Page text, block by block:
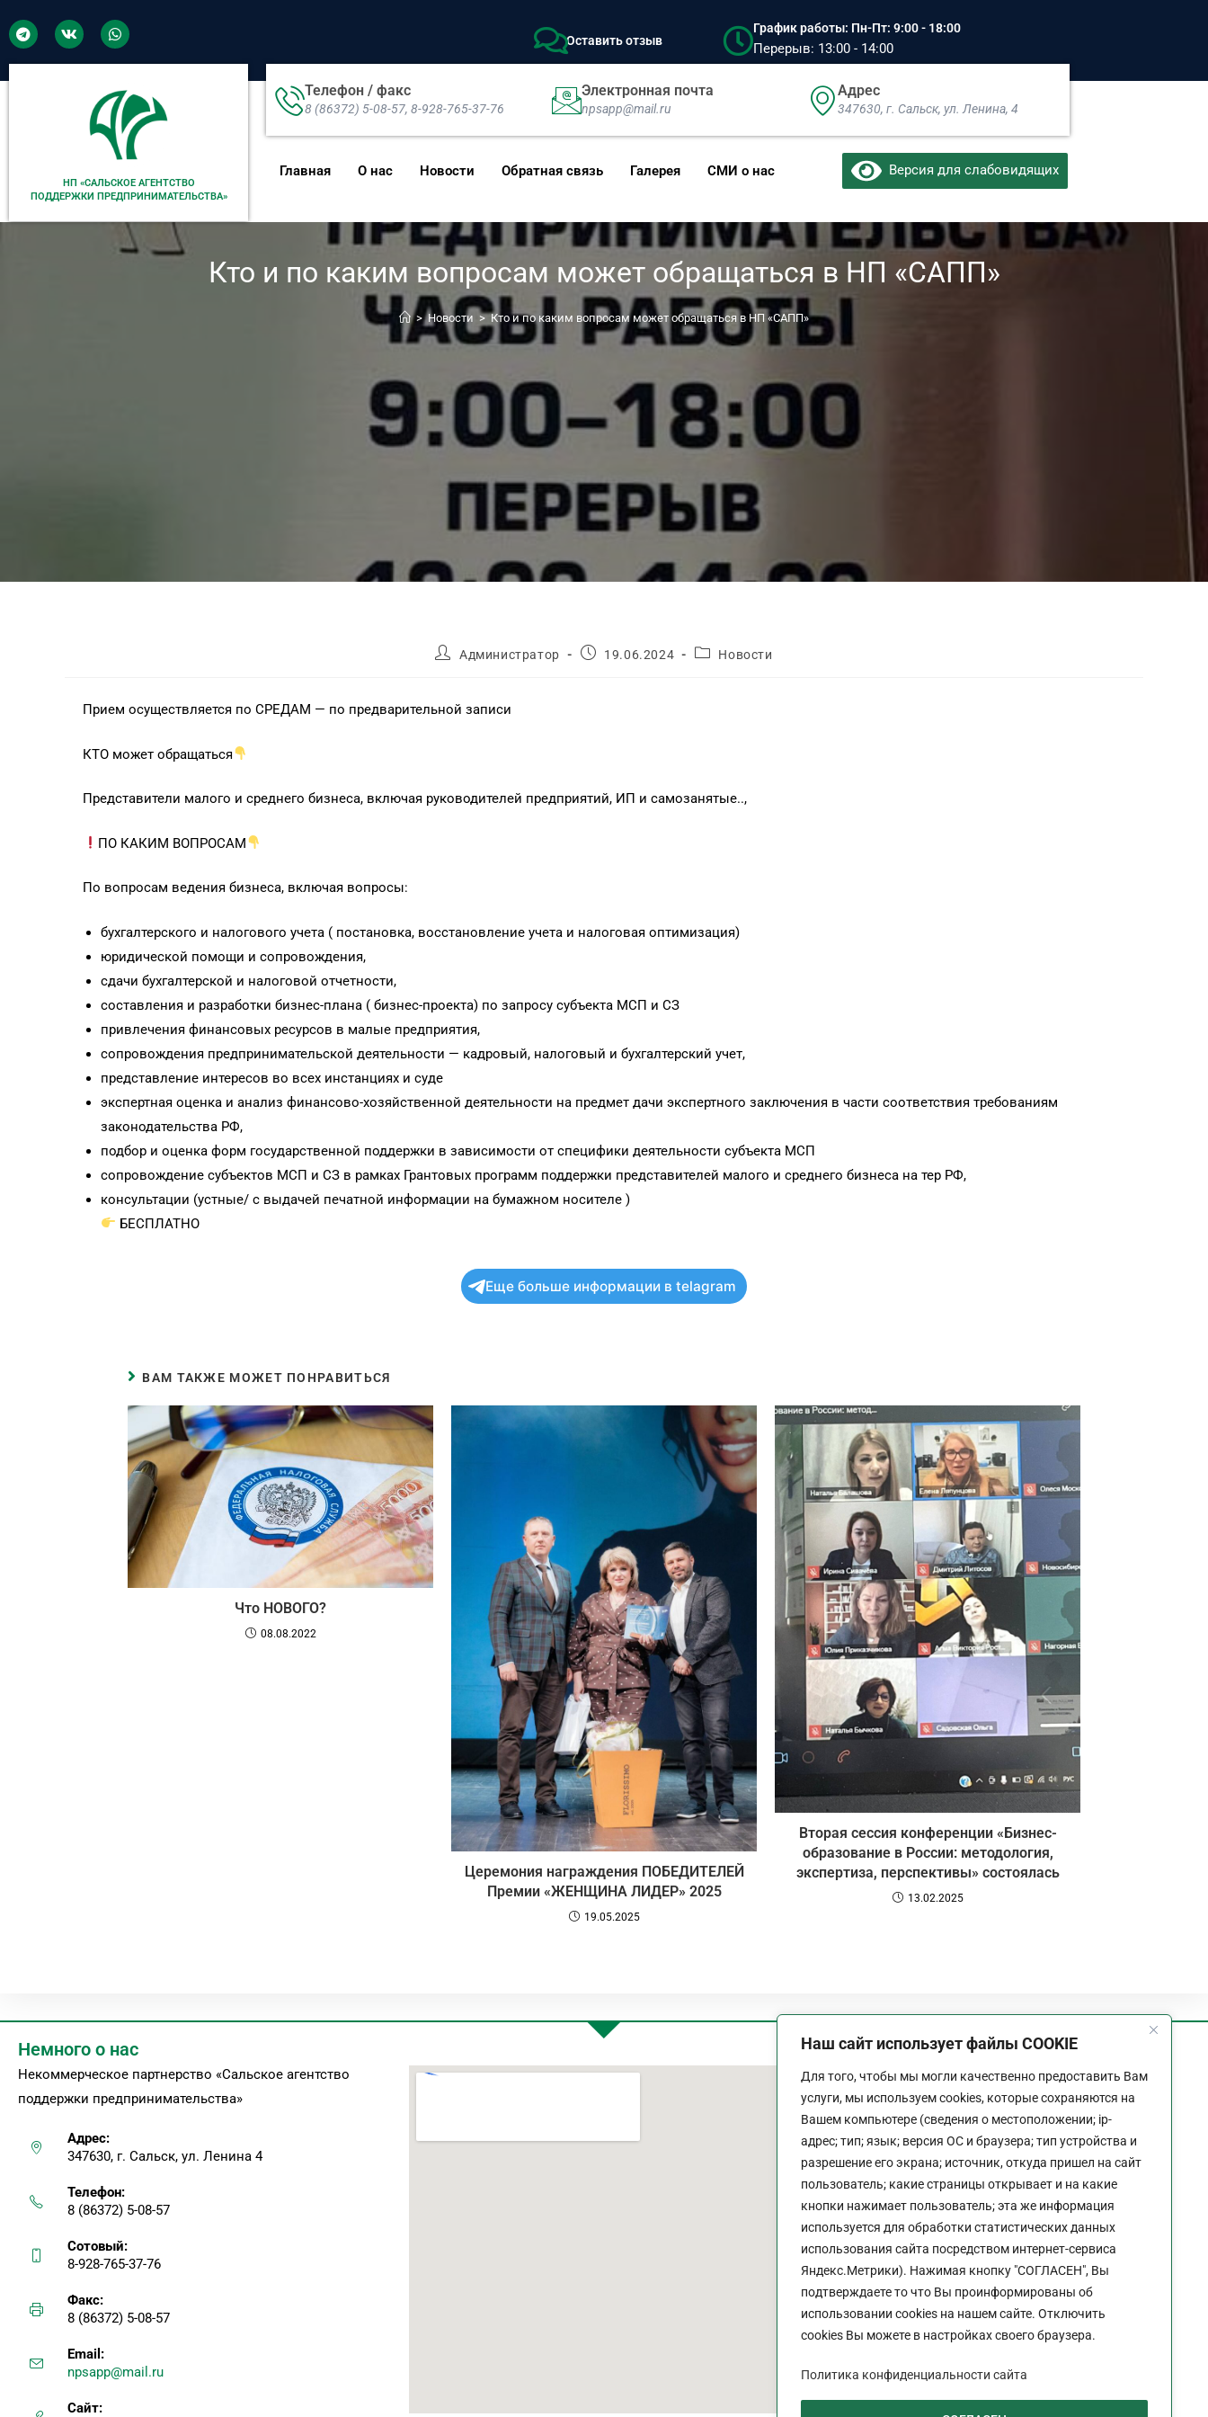
Наш сайт использует файлы COOKIE
Для того, чтобы мы могли качественно предоставить Вам
услуги, мы используем cookies, которые сохраняются на
Вашем компьютере (сведения о местоположении; ip-
адрес; тип; язык; версия ОС и браузера; тип устройства и
разрешение его экрана; источник, откуда пришел на сайт
пользователь; какие страницы открывает и на какие
кнопки нажимает пользователь; эта же информация
используется для обработки статистических данных
использования сайта посредством интернет-сервиса
Яндекс.Метрики). Нажимая кнопку "СОГЛАСЕН", Вы
подтверждаете то что Вы проинформированы об
использовании cookies на нашем сайте. Отключить
cookies Вы можете в настройках своего браузера.
Политика конфиденциальности сайта
Оставить отзыв
График работы: Пн-Пт: 9:00 - 18:00
Перерыв: 13:00 - 14:00
НП «САЛЬСКОЕ АГЕНТСТВО
ПОДДЕРЖКИ ПРЕДПРИНИМАТЕЛЬСТВА»
Телефон / факс
8 (86372) 5-08-57, 8-928-765-37-76
Электронная почта
npsapp@mail.ru
Адрес
347630, г. Сальск, ул. Ленина, 4​
Главная О нас Новости Обратная связь Галерея СМИ о нас Версия для слабовидящих
Кто и по каким вопросам может обращаться в НП «САПП»
> Новости > Кто и по каким вопросам может обращаться в НП «САПП»
Администратор 19.06.2024 Новости
Прием осуществляется по СРЕДАМ — по предварительной записи
КТО может обращаться
Представители малого и среднего бизнеса, включая руководителей предприятий, ИП и самозанятые..,
ПО КАКИМ ВОПРОСАМ
По вопросам ведения бизнеса, включая вопросы:
бухгалтерского и налогового учета ( постановка, восстановление учета и налоговая оптимизация)
юридической помощи и сопровождения,
сдачи бухгалтерской и налоговой отчетности,
составления и разработки бизнес-плана ( бизнес-проекта) по запросу субъекта МСП и СЗ
привлечения финансовых ресурсов в малые предприятия,
сопровождения предпринимательской деятельности — кадровый, налоговый и бухгалтерский учет,
представление интересов во всех инстанциях и суде
экспертная оценка и анализ финансово-хозяйственной деятельности на предмет дачи экспертного заключения в части соответствия требованиям
законодательства РФ,
подбор и оценка форм государственной поддержки в зависимости от специфики деятельности субъекта МСП
сопровождение субъектов МСП и СЗ в рамках Грантовых программ поддержки представителей малого и среднего бизнеса на тер РФ,
консультации (устные/ с выдачей печатной информации на бумажном носителе )
БЕСПЛАТНО
Еще больше информации в telagram
ВАМ ТАКЖЕ МОЖЕТ ПОНРАВИТЬСЯ
Что НОВОГО?
08.08.2022
Церемония награждения ПОБЕДИТЕЛЕЙ
Премии «ЖЕНЩИНА ЛИДЕР» 2025
19.05.2025
Вторая сессия конференции «Бизнес-
образование в России: методология,
экспертиза, перспективы» состоялась
13.02.2025
Немного о нас
Некоммерческое партнерство «Сальское агентство
поддержки предпринимательства»
Адрес:
347630, г. Сальск, ул. Ленина 4
Телефон:
8 (86372) 5-08-57
Сотовый:
8-928-765-37-76
Факс:
8 (86372) 5-08-57
Email:
npsapp@mail.ru
Сайт:
График работы
9:00 - 18:00
Выходной:Сб - Вс
Политика конфиденциальности сайта